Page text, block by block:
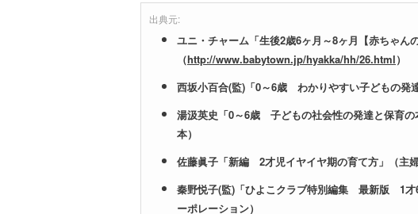
出典元:
ユニ・チャーム「生後2歳6ヶ月～8ヶ月【赤ちゃん
（http://www.babytown.jp/hyakka/hh/26.html）
西坂小百合(監)「0～6歳 わかりやすい子どもの発
湯汲英史「0～6歳 子どもの社会性の発達と保育
本）
佐藤眞子「新編 2才児イヤイヤ期の育て方」（主婦
秦野悦子(監)「ひよこクラブ特別編集 最新版 1才
ーポレーション）